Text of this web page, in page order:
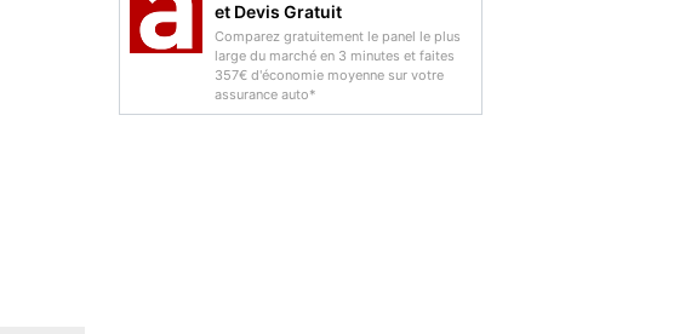
et Devis Gratuit
Comparez gratuitement le panel le plus
large du marché en 3 minutes et faites
357€ d'économie moyenne sur votre
assurance auto*